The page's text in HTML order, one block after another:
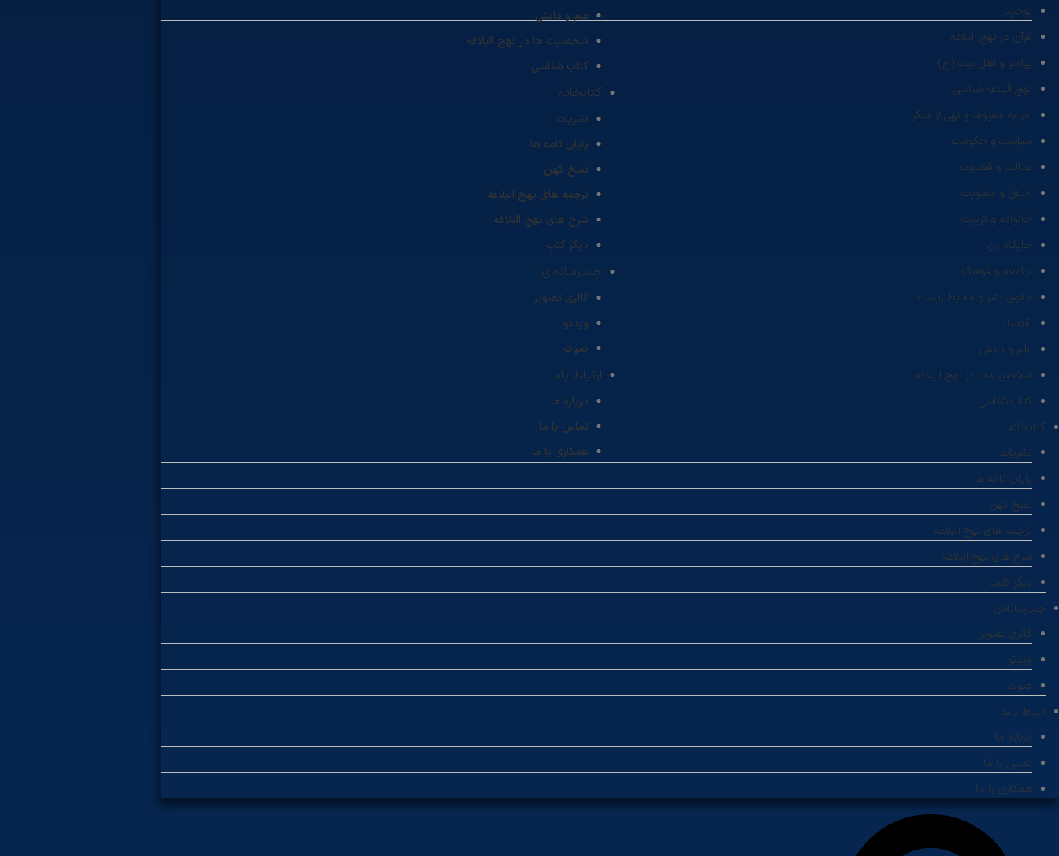
علم و دانش
شخصیت ها در نهج البلاغه
کتاب شناسی
کتابخانه
نشریات
پایان نامه ها
نسخ کهن
ترجمه های نهج البلاغه
شرح های نهج البلاغه
دیگر کتب
چندرسانه‌ای
گالری تصویر
ویدئو
صوت
ارتباط باما
درباره ما
تماس با ما
همکاری با ما
توحید
قرآن در نهج البلاغه
پیامبر و اهل بیت (ع)
نهج البلاغه شناسی
امر به معروف و نهی از منکر
سیاست و حکومت
عدالت و قضاوت
اخلاق و معنویت
خانواده و تربیت
جایگاه زن
جامعه و فرهنگ
حقوق بشر و محیط زیست
اقتصاد
علم و دانش
شخصیت ها در نهج البلاغه
کتاب شناسی
کتابخانه
نشریات
پایان نامه ها
نسخ کهن
ترجمه های نهج البلاغه
شرح های نهج البلاغه
دیگر کتب
چندرسانه‌ای
گالری تصویر
ویدئو
صوت
ارتباط باما
درباره ما
تماس با ما
همکاری با ما